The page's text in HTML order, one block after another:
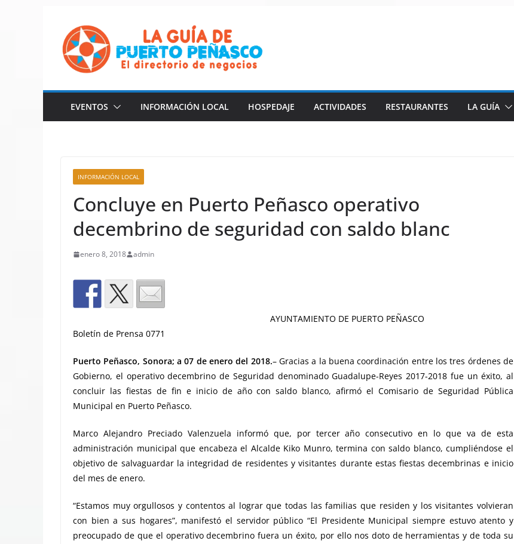
contenido
EVENTOS INFORMACIÓN LOCAL HOSPEDAJE ACTIVIDADES RESTAURANTES LA GUÍA
INFORMACIÓN LOCAL
Concluye en Puerto Peñasco operativo
decembrino de seguridad con saldo blanc
enero 8, 2018 admin
AYUNTAMIENTO DE PUERTO PEÑASCO
Boletín de Prensa 0771
Puerto Peñasco, Sonora; a 07 de enero del 2018.– Gracias a la buena coordinación entre los tres órdenes de
Gobierno, el operativo decembrino de Seguridad denominado Guadalupe-Reyes 2017-2018 fue un éxito, al
concluir las fiestas de fin e inicio de año con saldo blanco, afirmó el Comisario de Seguridad Pública
Municipal en Puerto Peñasco.
Marco Alejandro Preciado Valenzuela informó que, por tercer año consecutivo en lo que va de esta
administración municipal que encabeza el Alcalde Kiko Munro, termina con saldo blanco, cumpliéndose el
objetivo de salvaguardar la integridad de residentes y visitantes durante estas fiestas decembrinas e inicio
del mes de enero.
“Estamos muy orgullosos y contentos al lograr que todas las familias que residen y los visitantes volvieran
con bien a sus hogares”, manifestó el servidor público “El Presidente Municipal siempre estuvo atento y
preocupado de que el operativo decembrino fuera un éxito, por ello nos doto de herramientas y de toda su